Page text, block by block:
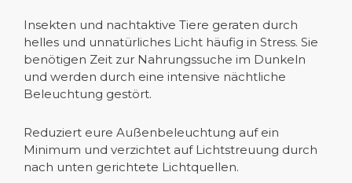
Insekten und nachtaktive Tiere geraten durch
helles und unnatürliches Licht häufig in Stress. Sie
benötigen Zeit zur Nahrungssuche im Dunkeln
und werden durch eine intensive nächtliche
Beleuchtung gestört.
Reduziert eure Außenbeleuchtung auf ein
Minimum und verzichtet auf Lichtstreuung durch
nach unten gerichtete Lichtquellen.